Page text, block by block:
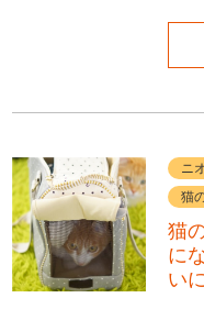
ニ
猫
猫
に
い